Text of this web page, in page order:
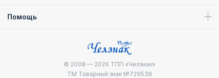
Помощь
© 2008 — 2026 ТПП «Челзнак»
ТМ Товарный знак №729538